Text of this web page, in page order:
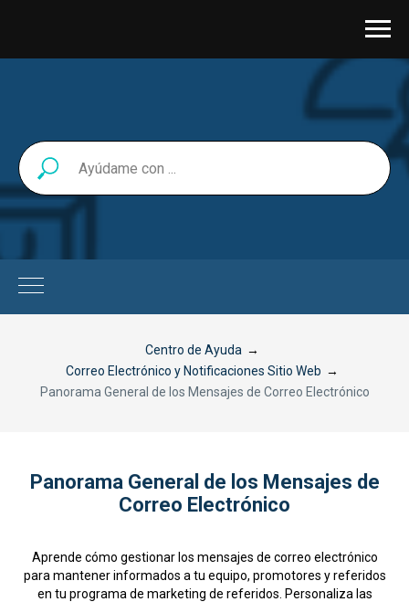
Centro de Ayuda →
Correo Electrónico y Notificaciones Sitio Web →
Panorama General de los Mensajes de Correo Electrónico
Panorama General de los Mensajes de
Correo Electrónico
Aprende cómo gestionar los mensajes de correo electrónico
para mantener informados a tu equipo, promotores y referidos
en tu programa de marketing de referidos. Personaliza las